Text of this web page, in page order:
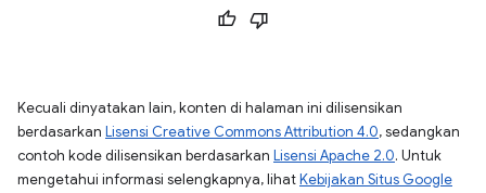
Kecuali dinyatakan lain, konten di halaman ini dilisensikan
berdasarkan Lisensi Creative Commons Attribution 4.0, sedangkan
contoh kode dilisensikan berdasarkan Lisensi Apache 2.0. Untuk
mengetahui informasi selengkapnya, lihatKebijakan Situs Google